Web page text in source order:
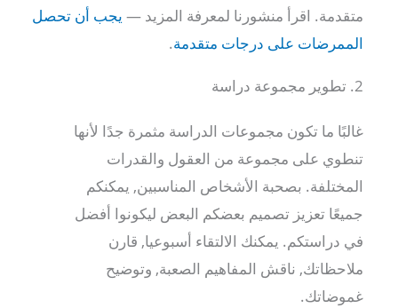
متقدمة. اقرأ منشورنا لمعرفة المزيد — يجب أن تحصل
الممرضات على درجات متقدمة.
2. تطوير مجموعة دراسة
غالبًا ما تكون مجموعات الدراسة مثمرة جدًا لأنها
تنطوي على مجموعة من العقول والقدرات
المختلفة. بصحبة الأشخاص المناسبين, يمكنكم
جميعًا تعزيز تصميم بعضكم البعض ليكونوا أفضل
في دراستكم. يمكنك الالتقاء أسبوعيا, قارن
ملاحظاتك, ناقش المفاهيم الصعبة, وتوضيح
غموضاتك.